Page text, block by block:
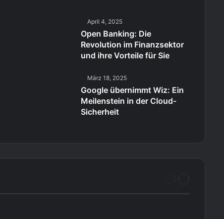
April 4, 2025
Open Banking: Die
Revolution im Finanzsektor
und ihre Vorteile für Sie
März 18, 2025
Google übernimmt Wiz: Ein
Meilenstein in der Cloud-
Sicherheit